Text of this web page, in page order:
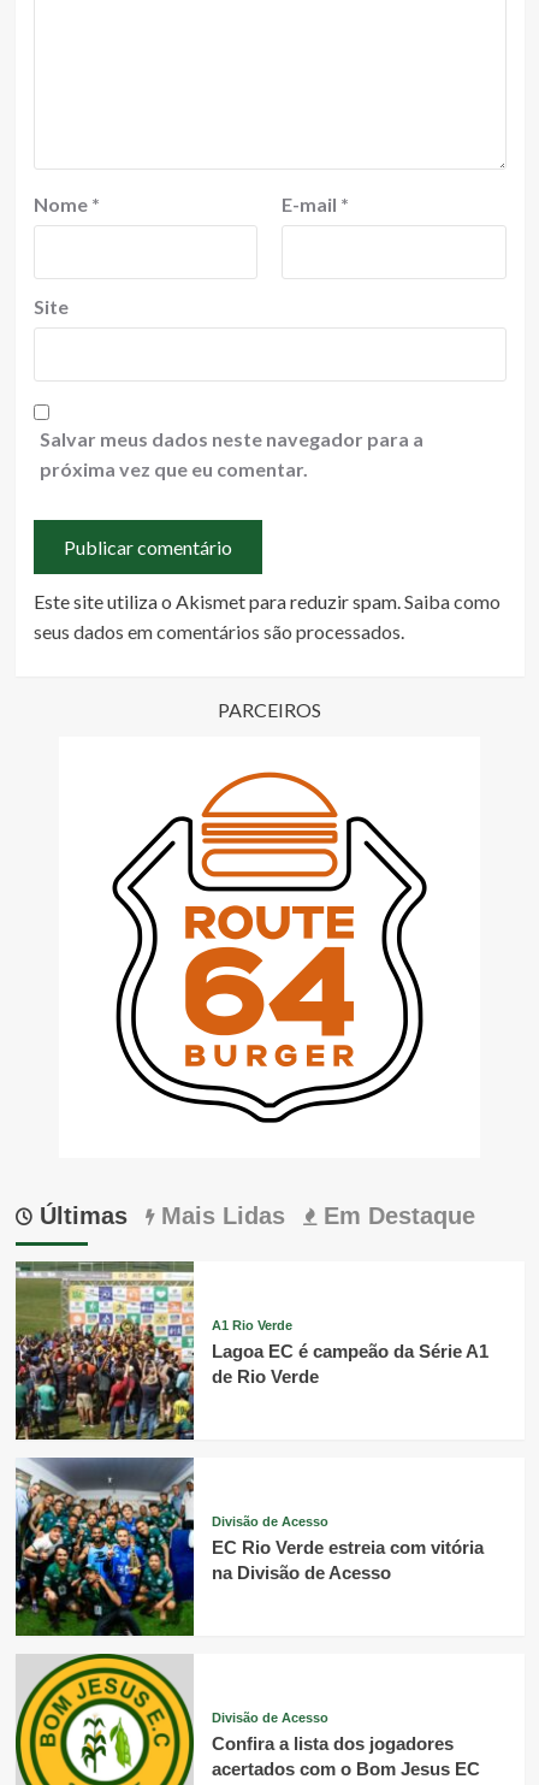
Nome * E-mail *
Site
Salvar meus dados neste navegador para a
próxima vez que eu comentar.
Este site utiliza o Akismet para reduzir spam.Saiba como
seus dados em comentários são processados.
PARCEIROS
Últimas Mais Lidas Em Destaque
A1 Rio Verde
Lagoa EC é campeão da Série A1
de Rio Verde
Divisão de Acesso
EC Rio Verde estreia com vitória
na Divisão de Acesso
Divisão de Acesso
Confira a lista dos jogadores
acertados com o Bom Jesus EC